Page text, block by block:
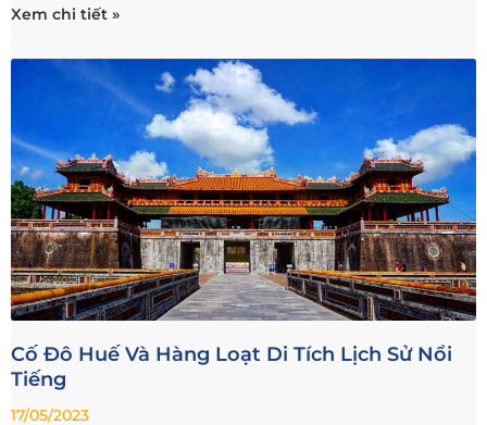
Xem chi tiết »
Cố Đô Huế Và Hàng Loạt Di Tích Lịch Sử Nổi
Tiếng
17/05/2023